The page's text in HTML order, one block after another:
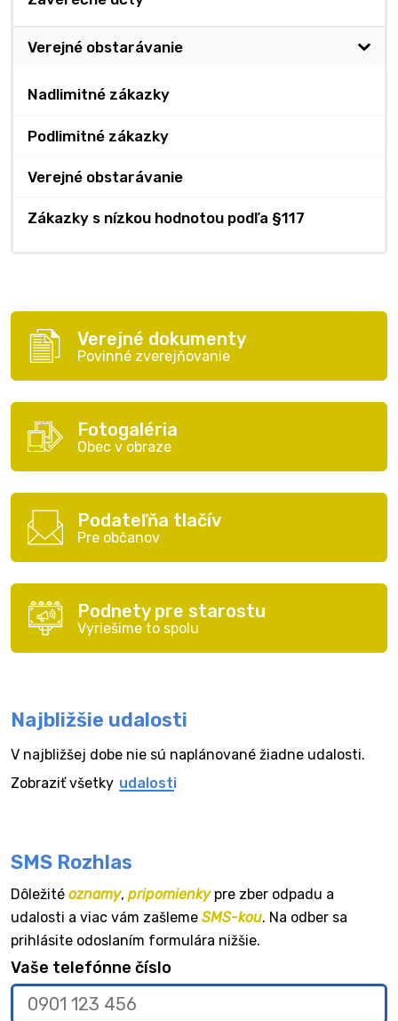
Verejné obstarávanie
Nadlimitné zákazky
Podlimitné zákazky
Verejné obstarávanie
Zákazky s nízkou hodnotou podľa §117
Verejné dokumenty
Povinné zverejňovanie
Fotogaléria
Obec v obraze
Podateľňa tlačív
Pre občanov
Podnety pre starostu
Vyriešime to spolu
Najbližšie udalosti
V najbližšej dobe nie sú naplánované žiadne udalosti.
Zobraziť všetky udalosti
SMS Rozhlas
Dôležité oznamy, pripomienkypre zber odpadu a
udalosti a viac vám zašleme SMS-kou. Na odber sa
prihlásite odoslaním formulára nižšie.
Vaše telefónne číslo